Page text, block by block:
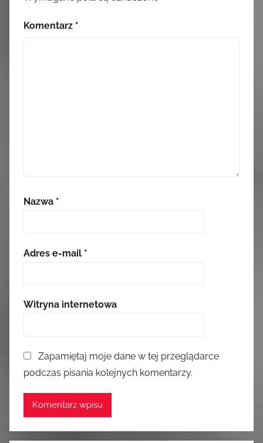
Komentarz *
Nazwa *
Adres e-mail *
Witryna internetowa
Zapamiętaj moje dane w tej przeglądarce
podczas pisania kolejnych komentarzy.